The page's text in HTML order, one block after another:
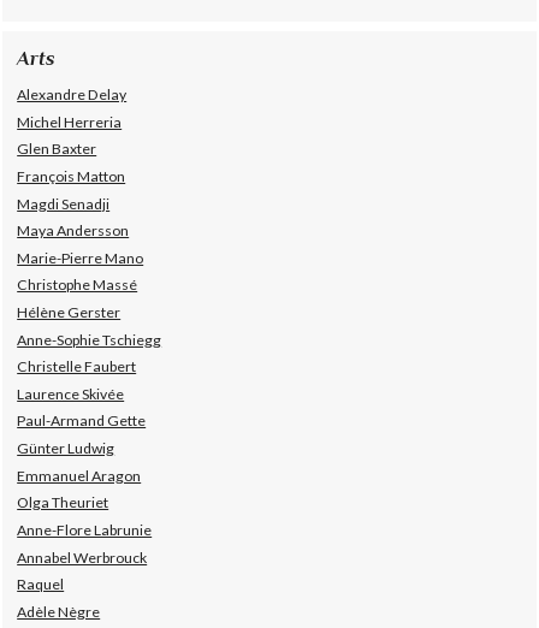
Arts
Alexandre Delay
Michel Herreria
Glen Baxter
François Matton
Magdi Senadji
Maya Andersson
Marie-Pierre Mano
Christophe Massé
Hélène Gerster
Anne-Sophie Tschiegg
Christelle Faubert
Laurence Skivée
Paul-Armand Gette
Günter Ludwig
Emmanuel Aragon
Olga Theuriet
Anne-Flore Labrunie
Annabel Werbrouck
Raquel
Adèle Nègre